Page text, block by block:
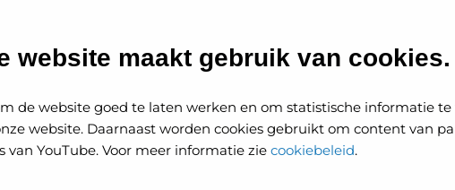
website maakt gebruik van cookies.
de website goed te laten werken en om statistische informatie te
website. Daarnaast worden cookies gebruikt om content van
van YouTube. Voor meer informatie zie cookiebeleid.
Vluchtelingen
Oekraïne